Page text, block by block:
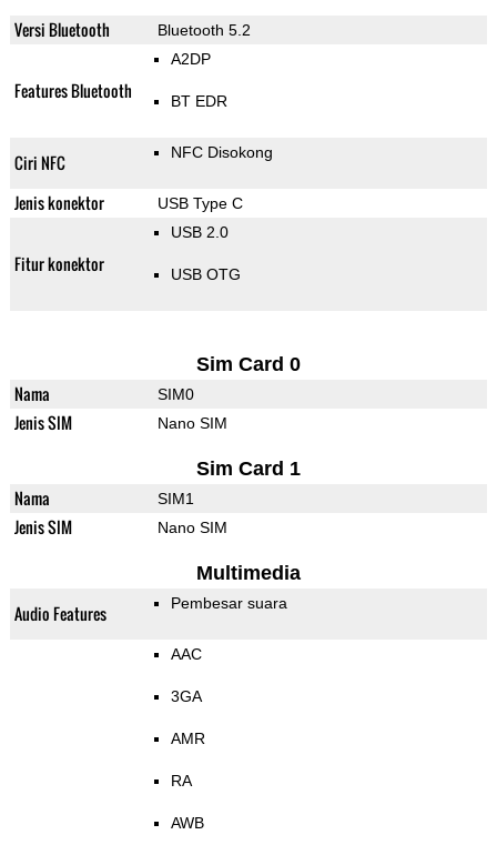
Versi Bluetooth Bluetooth 5.2
Features Bluetooth
A2DP
BT EDR
Ciri NFC NFC Disokong
Jenis konektor USB Type C
Fitur konektor
USB 2.0
USB OTG
Sim Card 0
Nama SIM0
Jenis SIM Nano SIM
Sim Card 1
Nama SIM1
Jenis SIM Nano SIM
Multimedia
Audio Features Pembesar suara
AAC
3GA
AMR
RA
AWB